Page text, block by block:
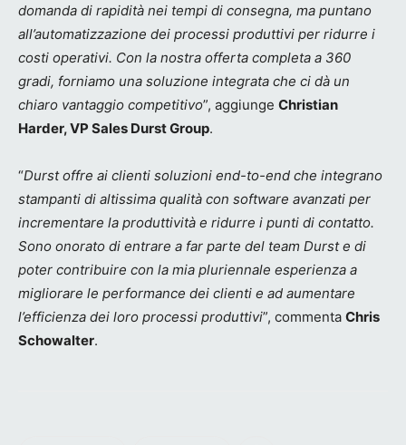
domanda di rapidità nei tempi di consegna, ma puntano
all’automatizzazione dei processi produttivi per ridurre i
costi operativi. Con la nostra offerta completa a 360
gradi, forniamo una soluzione integrata che ci dà un
chiaro vantaggio competitivo”, aggiunge Christian
Harder, VP Sales Durst Group.
“Durst offre ai clienti soluzioni end-to-end che integrano
stampanti di altissima qualità con software avanzati per
incrementare la produttività e ridurre i punti di contatto.
Sono onorato di entrare a far parte del team Durst e di
poter contribuire con la mia pluriennale esperienza a
migliorare le performance dei clienti e ad aumentare
l’efficienza dei loro processi produttivi”, commenta Chris
Schowalter.